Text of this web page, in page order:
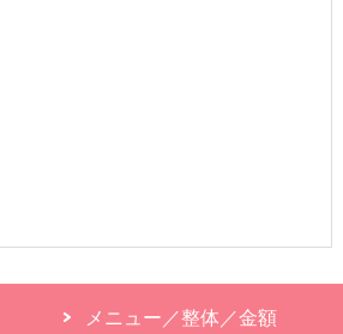
メニュー／整体／金額